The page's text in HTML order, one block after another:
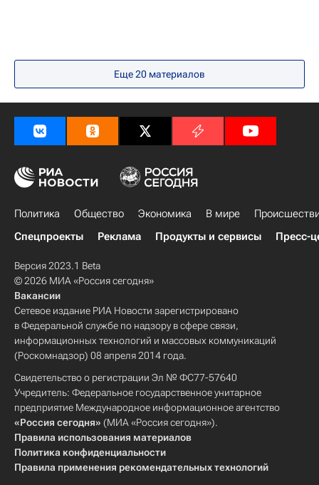
Еще 20 материалов
Политика Общество Экономика В мире
Спецпроекты
Реклама Продукты и сервисы Пресс-
Версия 2023.1 Beta
© 2026 МИА «Россия сегодня»
Вакансии
Сетевое издание РИА Новости зарегистрировано
в Федеральной службе по надзору в сфере связи,
информационных технологий и массовых коммуникаций
(Роскомнадзор) 08 апреля 2014 года.
Свидетельство о регистрации Эл № ФС77-57640
Учредитель: Федеральное государственное унитарное
предприятие Международное информационное агентство
«Россия сегодня» (МИА «Россия сегодня»).
Правила использования материалов
Политика конфиденциальности
Правила применения рекомендательных технологий